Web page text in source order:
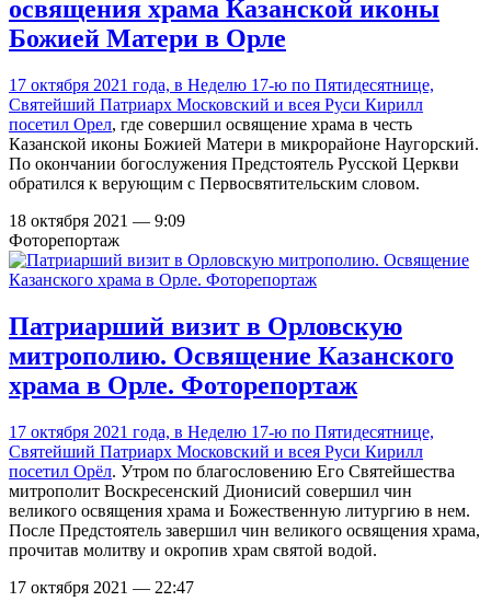
освящения храма Казанской иконы
Божией Матери в Орле
17 октября 2021 года, в Неделю 17-ю по Пятидесятнице,
Святейший Патриарх Московский и всея Руси Кирилл
посетил Орел, где совершил освящение храма в честь
Казанской иконы Божией Матери в микрорайоне Наугорский.
По окончании богослужения Предстоятель Русской Церкви
обратился к верующим с Первосвятительским словом.
18 октября 2021 — 9:09
Фоторепортаж
Патриарший визит в Орловскую
митрополию. Освящение Казанского
храма в Орле. Фоторепортаж
17 октября 2021 года, в Неделю 17-ю по Пятидесятнице,
Святейший Патриарх Московский и всея Руси Кирилл
посетил Орёл. Утром по благословению Его Святейшества
митрополит Воскресенский Дионисий совершил чин
великого освящения храма и Божественную литургию в нем.
После Предстоятель завершил чин великого освящения храма,
прочитав молитву и окропив храм святой водой.
17 октября 2021 — 22:47